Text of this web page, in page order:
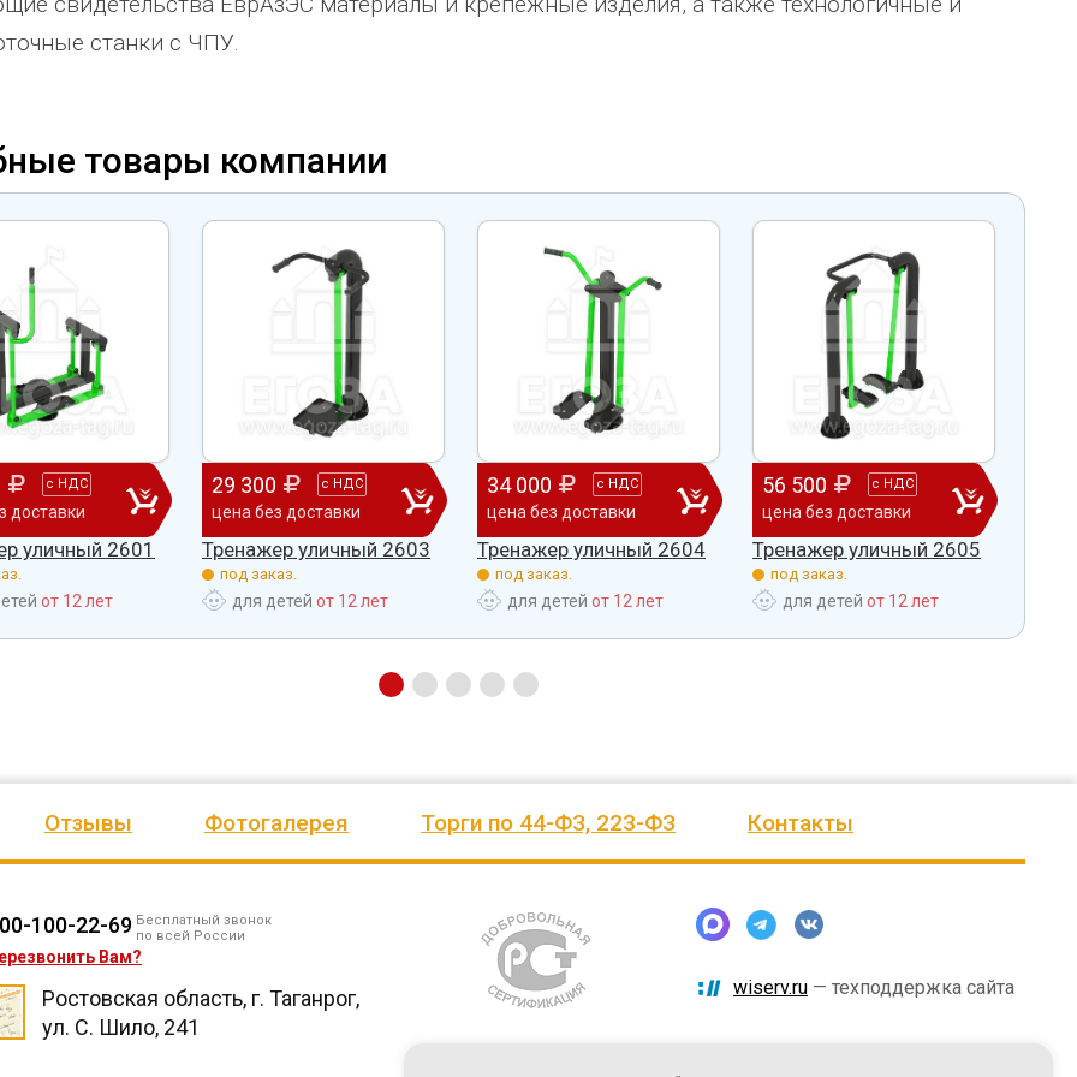
станки с ЧПУ.
товары компании
с НДС
доставки
уличный 2601
от 12 лет
29 300 с НДС
цена без доставки
Тренажер уличный 2603
под заказ.
для детей от 12 лет
34 000 с НДС
цена без доставки
Тренажер уличный 2604
под заказ.
для детей от 12 лет
56 500 с НДС
цена без доставки
Тренажер уличный 2605
под заказ.
для детей от 12 лет
Отзывы Фотогалерея Торги по 44-ФЗ, 223-ФЗ Контакты
100-22-69 Бесплатный звонок
по всей России
Вам?
Ростовская область, г. Таганрог,
ул. С. Шило, 241
wiserv.ru — техподдержка сайта